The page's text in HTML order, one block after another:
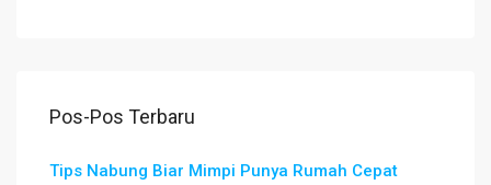
Pos-Pos Terbaru
Tips Nabung Biar Mimpi Punya Rumah Cepat